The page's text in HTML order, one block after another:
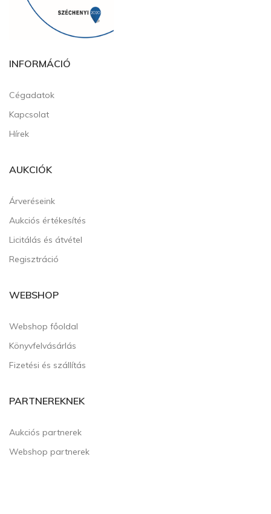
INFORMÁCIÓ
Cégadatok
Kapcsolat
Hírek
AUKCIÓK
Árveréseink
Aukciós értékesítés
Licitálás és átvétel
Regisztráció
WEBSHOP
Webshop főoldal
Könyvfelvásárlás
Fizetési és szállítás
PARTNEREKNEK
Aukciós partnerek
Webshop partnerek